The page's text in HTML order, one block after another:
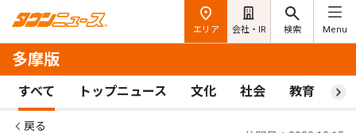
エリア 会社・IR 検索 Menu
多摩版
すべて トップニュース 文化 社会 教育 ス
戻る